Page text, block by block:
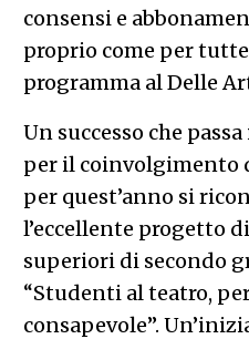
consensi e
proprio come per
programma al Delle
Un successo che
per il coinvolgimento
per quest’anno si
l’eccellente progetto
superiori di secondo
“Studenti al teatro,
consapevole”.